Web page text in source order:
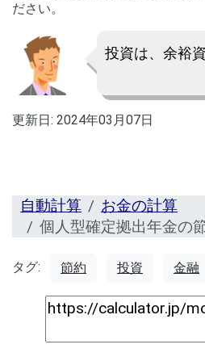
ださい。
投資は、余裕
更新日: 2024年03月07日
自動計算
お金の計算
個人型確定拠出年金の
タグ: 節約 投資 金融